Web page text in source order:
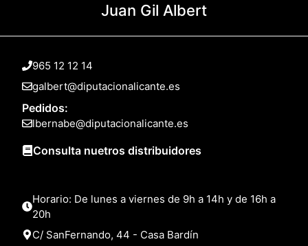
Juan Gil Albert
965 12 12 14
galbert@diputacionalicante.es
Pedidos:
lbernabe@diputacionalicante.es
Consulta nuetros distribuidores
Horario: De lunes a viernes de 9h a 14h y de 16h a
20h
C/ SanFernando, 44 - Casa Bardín